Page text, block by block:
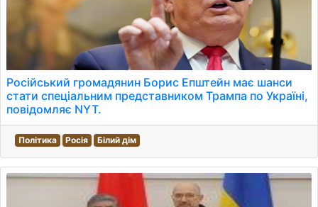
Російський громадянин Борис Епштейн має шанси
стати спеціальним представником Трампа по Україні,
повідомляє NYT.
Політика Росія Білий дім